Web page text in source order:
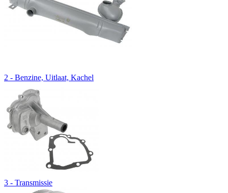
2 - Benzine, Uitlaat, Kachel
3 - Transmissie